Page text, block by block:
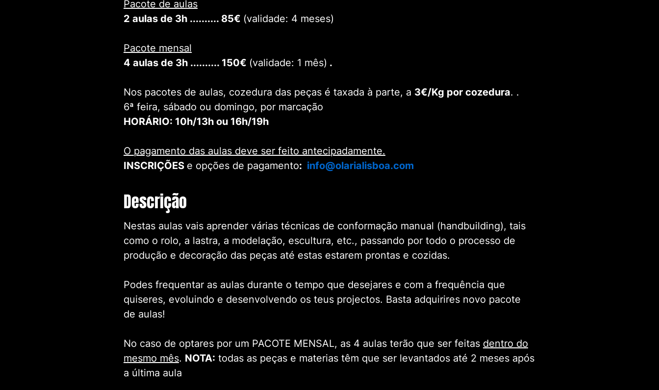
Pacote de aulas
2 aulas de 3h .......... 85€ (validade: 4 meses)
Pacote mensal
4 aulas de 3h .......... 150€ (validade: 1 mês) .
Nos pacotes de aulas, cozedura das peças é taxada à parte, a 3€/Kg por cozedura. .
6ª feira, sábado ou domingo, por marcação
HORÁRIO: 10h/13h ou 16h/19h
O pagamento das aulas deve ser feito antecipadamente.
INSCRIÇÕES e opções de pagamento: info@olarialisboa.com
Descrição
Nestas aulas vais aprender várias técnicas de conformação manual (handbuilding), tais
como o rolo, a lastra, a modelação, escultura, etc., passando por todo o processo de
produção e decoração das peças até estas estarem prontas e cozidas.
Podes frequentar as aulas durante o tempo que desejares e com a frequência que
quiseres, evoluindo e desenvolvendo os teus projectos. Basta adquirires novo pacote
de aulas!
No caso de optares por um PACOTE MENSAL, as 4 aulas terão que ser feitas dentro do
mesmo mês. NOTA: todas as peças e materias têm que ser levantados até 2 meses após
a última aula